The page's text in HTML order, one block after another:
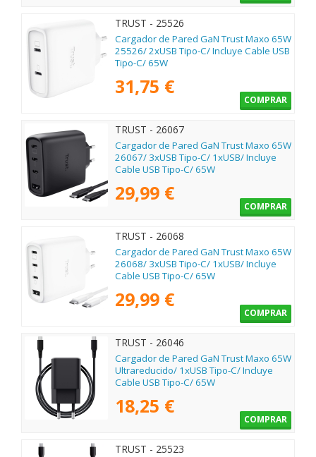
TRUST - 25526
Cargador de Pared GaN Trust Maxo 65W
25526/ 2xUSB Tipo-C/ Incluye Cable USB
Tipo-C/ 65W
31,75 €
COMPRAR
TRUST - 26067
Cargador de Pared GaN Trust Maxo 65W
26067/ 3xUSB Tipo-C/ 1xUSB/ Incluye
Cable USB Tipo-C/ 65W
29,99 €
COMPRAR
TRUST - 26068
Cargador de Pared GaN Trust Maxo 65W
26068/ 3xUSB Tipo-C/ 1xUSB/ Incluye
Cable USB Tipo-C/ 65W
29,99 €
COMPRAR
TRUST - 26046
Cargador de Pared GaN Trust Maxo 65W
Ultrareducido/ 1xUSB Tipo-C/ Incluye
Cable USB Tipo-C/ 65W
18,25 €
COMPRAR
TRUST - 25523